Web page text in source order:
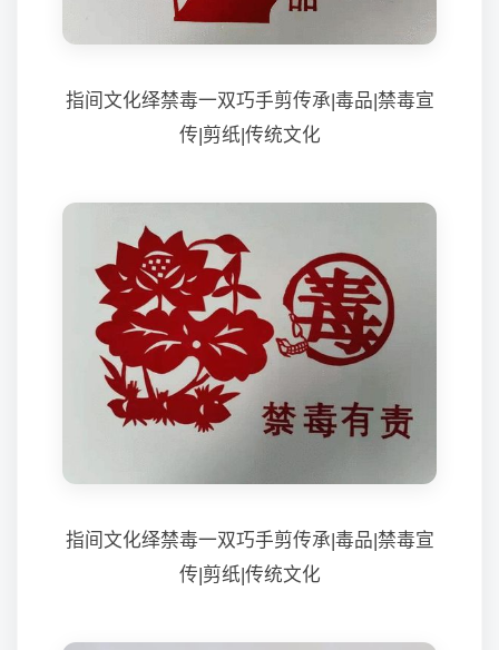
指间文化绎禁毒一双巧手剪传承|毒品|禁毒宣
传|剪纸|传统文化
指间文化绎禁毒一双巧手剪传承|毒品|禁毒宣
传|剪纸|传统文化